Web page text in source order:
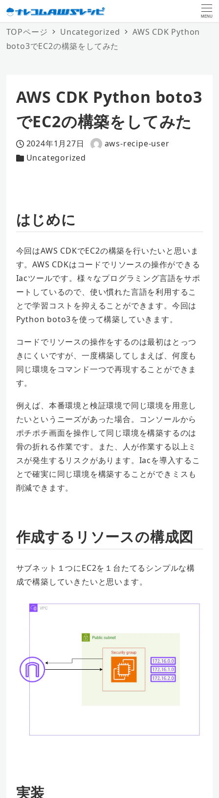
MENU
TOPページ Uncategorized
AWS CDK Python
boto3でEC2の構築をしてみた
AWS CDK Python boto3
でEC2の構築をしてみた
投稿日
2024年1月27日
著
aws-recipe-user
カテゴリー
Uncategorized
はじめに
今回はAWS CDKでEC2の構築を行いたいと思いま
す。AWS CDKはコードでリソースの操作ができる
Iacツールです。様々なプログラミング言語をサポ
ートしているので、使い慣れた言語を利用するこ
とで学習コストを抑えることができます。今回は
Python boto3を使って構築していきます。
コードでリソースの操作をするのは最初はとっつ
きにくいですが、一度構築してしまえば、何度も
同じ環境をコマンド一つで再現することができま
す。
例えば、本番環境と検証環境で同じ環境を用意し
たいというニーズがあった場合。コンソールから
ポチポチ画面を操作して同じ環境を構築するのは
骨の折れる作業です。また、人が作業する以上ミ
スが発生するリスクがあります。Iacを導入するこ
とで確実に同じ環境を構築することができミスも
削減できます。
作成するリソースの構成図
サブネット１つにEC2を１台たてるシンプルな構
成で構築していきたいと思います。
実装